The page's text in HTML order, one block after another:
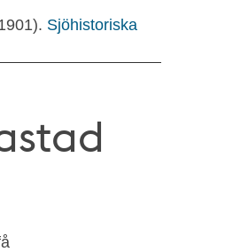
Sjöhistoriska